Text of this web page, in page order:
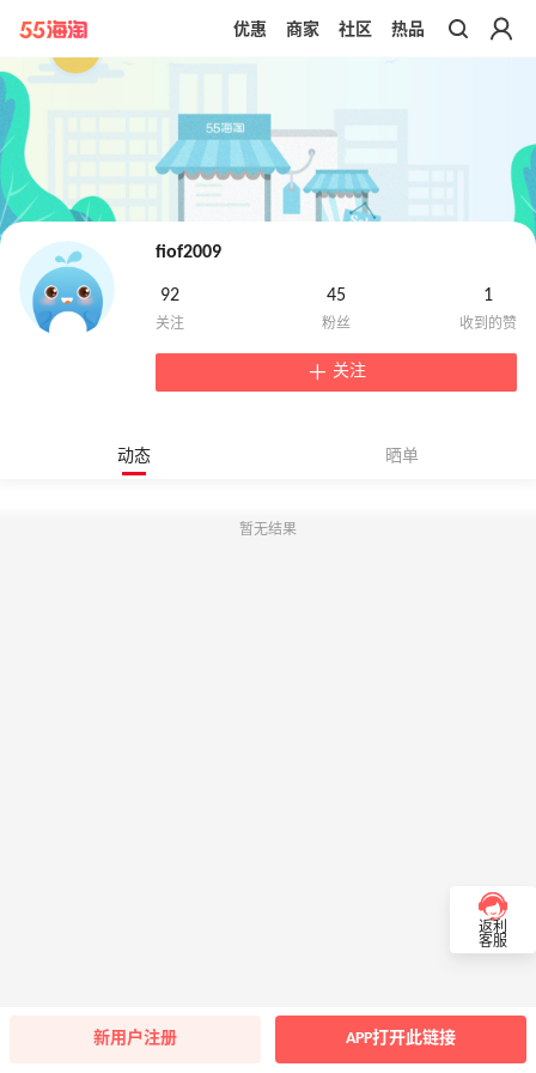
带你去官网买正品
优惠 商家 社区 热品
fiof2009
92 45 1
关注
动态 晒单
暂无结果
返利
客服
新用户注册 APP打开此链接